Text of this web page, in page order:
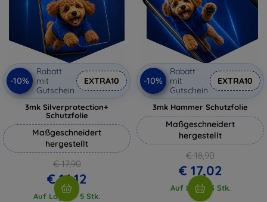
-10%
Rabatt
mit
Gutschein
EXTRA10
3mk Silverprotection+
Schutzfolie
Maßgeschneidert
hergestellt
€ 17,90
€ 16,12
Auf Lager > 5 Stk.
-10%
Rabatt
mit
Gutschein
EXTRA10
3mk Hammer Schutzfolie
Maßgeschneidert
hergestellt
€ 18,90
€ 17,02
Auf Lager 3 Stk.